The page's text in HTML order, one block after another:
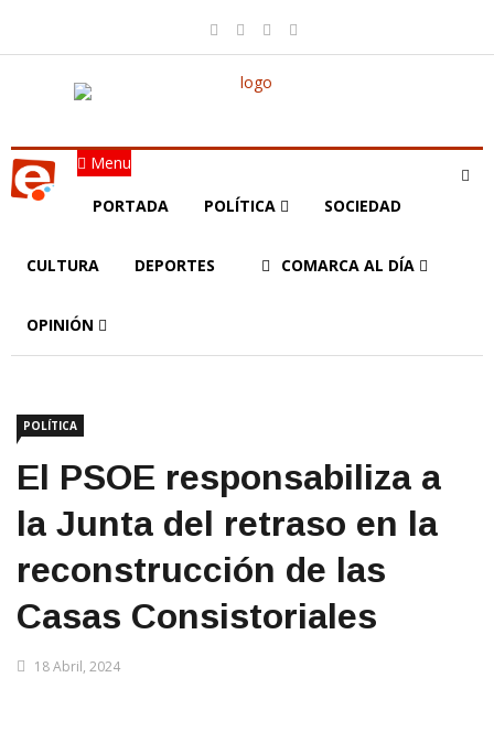
Menu
PORTADA POLÍTICA SOCIEDAD
CULTURA DEPORTES COMARCA AL DÍA
OPINIÓN
POLÍTICA
El PSOE responsabiliza a
la Junta del retraso en la
reconstrucción de las
Casas Consistoriales
18 Abril, 2024